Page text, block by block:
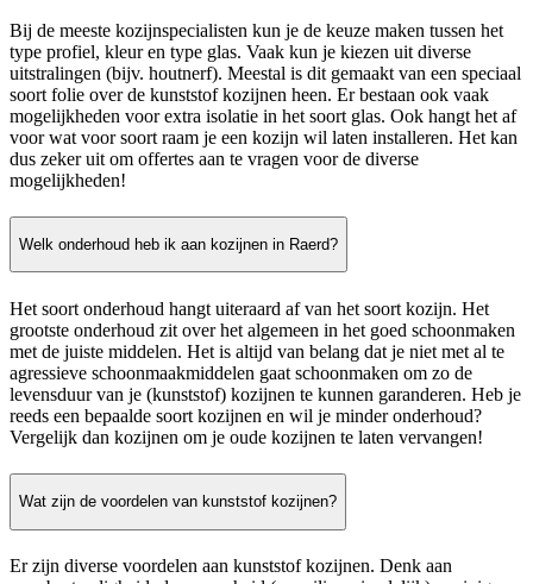
Bij de meeste kozijnspecialisten kun je de keuze maken tussen het
type profiel, kleur en type glas. Vaak kun je kiezen uit diverse
uitstralingen (bijv. houtnerf). Meestal is dit gemaakt van een speciaal
soort folie over de kunststof kozijnen heen. Er bestaan ook vaak
mogelijkheden voor extra isolatie in het soort glas. Ook hangt het af
voor wat voor soort raam je een kozijn wil laten installeren. Het kan
dus zeker uit om offertes aan te vragen voor de diverse
mogelijkheden!
Welk onderhoud heb ik aan kozijnen in Raerd?
Het soort onderhoud hangt uiteraard af van het soort kozijn. Het
grootste onderhoud zit over het algemeen in het goed schoonmaken
met de juiste middelen. Het is altijd van belang dat je niet met al te
agressieve schoonmaakmiddelen gaat schoonmaken om zo de
levensduur van je (kunststof) kozijnen te kunnen garanderen. Heb je
reeds een bepaalde soort kozijnen en wil je minder onderhoud?
Vergelijk dan kozijnen om je oude kozijnen te laten vervangen!
Wat zijn de voordelen van kunststof kozijnen?
Er zijn diverse voordelen aan kunststof kozijnen. Denk aan